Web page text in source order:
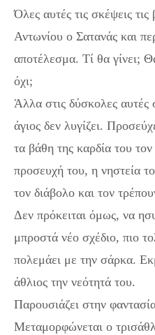
Όλες αυτές τις σκέψεις
Αντωνίου ο Σατανάς και
αποτέλεσμα. Τί θα γίνει;
όχι;
Άλλα στις δύσκολες αυτές
άγιος δεν λυγίζει.
τα βάθη της καρδία του
προσευχή του, η νηστεία
τον διάβολο και τον
Δεν πρόκειται όμως, να
μπροστά νέο σχέδιο, πιο
πολεμάει με την σάρκα.
άθλιος την νεότητά του.
Παρουσιάζει στην
Μεταμορφώνεται ο